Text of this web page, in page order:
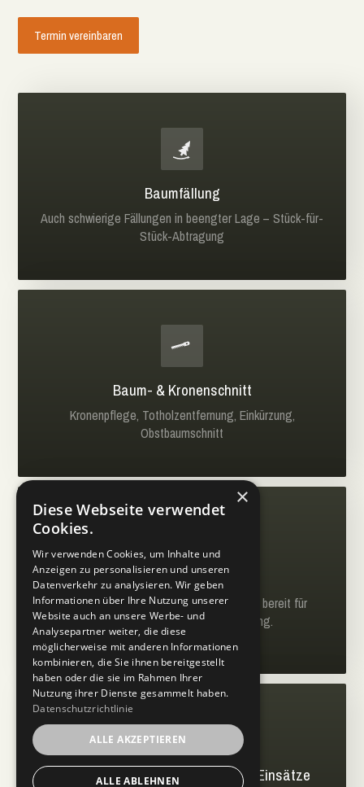
Termin vereinbaren
Baumfällung
Auch schwierige Fällungen in beengter Lage – Stück-für-
Stück-Abtragung
Baum- & Kronenschnitt
Kronenpflege, Totholzentfernung, Einkürzung,
Obstbaumschnitt
Stubbenfräsen
Wurzelstockentfernung – sauber gefräst, bereit für
Neupflanzung oder Rasenbegrünung.
Begrünung
Sturmschaden- & Gefahrenbaum-Einsätze
×
Diese Webseite verwendet
Cookies.
Wir verwenden Cookies, um Inhalte und
Anzeigen zu personalisieren und unseren
Datenverkehr zu analysieren. Wir geben
Informationen über Ihre Nutzung unserer
Website auch an unsere Werbe- und
Analysepartner weiter, die diese
möglicherweise mit anderen Informationen
kombinieren, die Sie ihnen bereitgestellt
haben oder die sie im Rahmen Ihrer
Nutzung ihrer Dienste gesammelt haben.
Datenschutzrichtlinie
ALLE AKZEPTIEREN
ALLE ABLEHNEN